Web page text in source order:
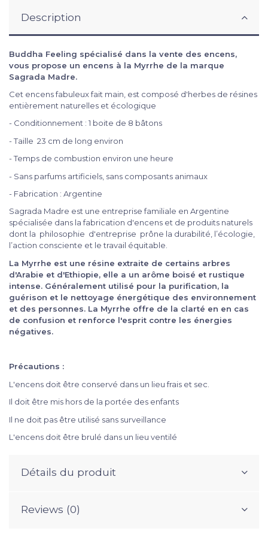
Description
Buddha Feeling spécialisé dans la vente des encens,
vous propose un encens à la Myrrhe de la marque
Sagrada Madre.
Cet encens fabuleux fait main, est composé d'herbes de résines
entièrement naturelles et écologique
- Conditionnement : 1 boite de 8 bâtons
- Taille 23 cm de long environ
- Temps de combustion environ une heure
- Sans parfums artificiels, sans composants animaux
- Fabrication : Argentine
Sagrada Madre est une entreprise familiale en Argentine
spécialisée dans la fabrication d'encens et de produits naturels
dont la philosophie d'entreprise prône la durabilité, l’écologie,
l’action consciente et le travail équitable.
La Myrrhe est une résine extraite de certains arbres
d'Arabie et d'Ethiopie, elle a un arôme boisé et rustique
intense. Généralement utilisé pour la purification, la
guérison et le nettoyage énergétique des environnement
et des personnes. La Myrrhe offre de la clarté en en cas
de confusion et renforce l'esprit contre les énergies
négatives.
Précautions :
L'encens doit être conservé dans un lieu frais et sec.
Il doit être mis hors de la portée des enfants
Il ne doit pas être utilisé sans surveillance
L'encens doit être brulé dans un lieu ventilé
Détails du produit
Reviews (0)